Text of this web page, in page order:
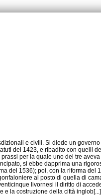
e la costruzione della città inglob[...]